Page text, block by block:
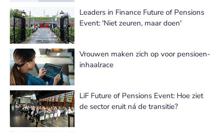
Leaders in Finance Future of Pensions
Event: 'Niet zeuren, maar doen'
Vrouwen maken zich op voor pensioen-
inhaalrace
LiF Future of Pensions Event: Hoe ziet
de sector eruit ná de transitie?